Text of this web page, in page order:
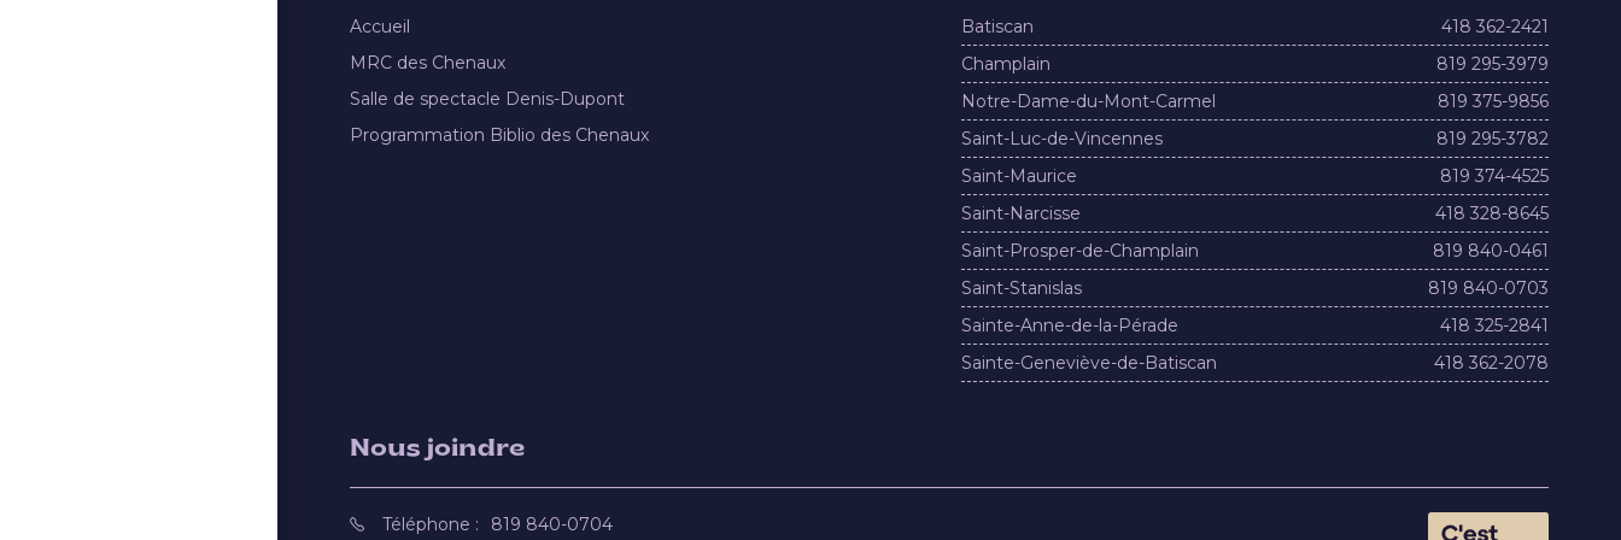
Accueil
MRC des Chenaux
Salle de spectacle Denis-Dupont
Programmation Biblio des Chenaux
Batiscan
418 362-2421
Champlain
819 295-3979
Notre-Dame-du-Mont-Carmel
819 375-9856
Saint-Luc-de-Vincennes
819 295-3782
Saint-Maurice
819 374-4525
Saint-Narcisse
418 328-8645
Saint-Prosper-de-Champlain
819 840-0461
Saint-Stanislas
819 840-0703
Sainte-Anne-de-la-Pérade
418 325-2841
Sainte-Geneviève-de-Batiscan
418 362-2078
Nous joindre
Téléphone : 819 840-0704